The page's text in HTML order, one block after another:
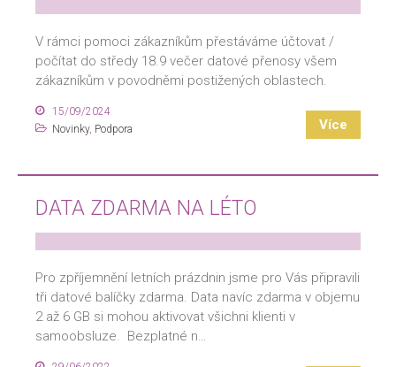
V rámci pomoci zákazníkům přestáváme účtovat /
počítat do středy 18.9 večer datové přenosy všem
zákazníkům v povodněmi postižených oblastech.
15/09/2024
Novinky, Podpora Více
DATA ZDARMA NA LÉTO
Pro zpříjemnění letních prázdnin jsme pro Vás připravili
tři datové balíčky zdarma. Data navíc zdarma v objemu
2 až 6 GB si mohou aktivovat všichni klienti v
samoobsluze. Bezplatné n…